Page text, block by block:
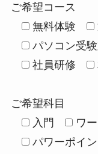
ご希望コース
無料体験
パソコン受
社員研修
ご希望科目
入門
ワ
パワーポイン